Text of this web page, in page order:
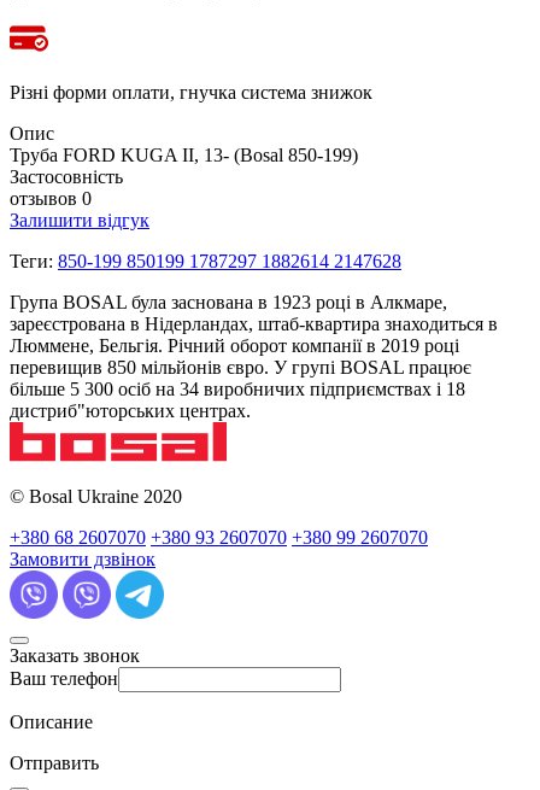
Різні форми оплати, гнучка система знижок
Опис
Труба FORD KUGA II, 13- (Bosal 850-199)
Застосовність
отзывов 0
Залишити відгук
Теги: 850-199 850199 1787297 1882614 2147628
Група BOSAL була заснована в 1923 році в Алкмаре,
зареєстрована в Нідерландах, штаб-квартира знаходиться в
Люммене, Бельгія. Річний оборот компанії в 2019 році
перевищив 850 мільйонів євро. У групі BOSAL працює
більше 5 300 осіб на 34 виробничих підприємствах і 18
дистриб"юторських центрах.
© Bosal Ukraine 2020
+380 68 2607070 +380 93 2607070 +380 99 2607070
Замовити дзвінок
Заказать звонок
Ваш телефон
Описание
Отправить